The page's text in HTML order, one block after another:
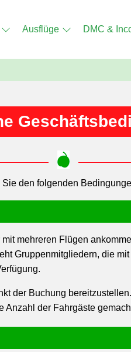
Ausflüge DMC &
den folgenden
mehreren Flügen
Gruppenmitgliedern, die
der Buchung
Anzahl der Fahrgäste